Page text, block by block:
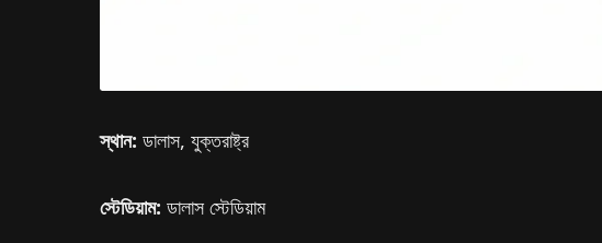
স্থান: ডালাস, যুক্তরাষ্ট্র
স্টেডিয়াম: ডালাস স্টেডিয়াম